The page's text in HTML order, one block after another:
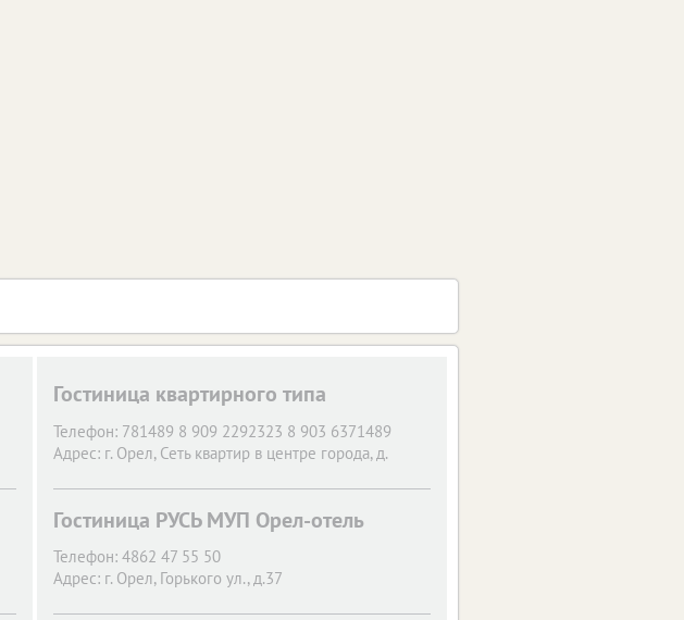
Гостиница квартирного типа
Телефон: 781489 8 909 2292323 8 903 6371489
Адрес: г. Орел, Сеть квартир в центре города, д.
Гостиница РУСЬ МУП Орел-отель
Телефон: 4862 47 55 50
Адрес: г. Орел, Горького ул., д.37